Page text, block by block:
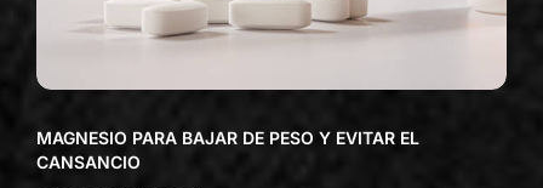
MAGNESIO PARA BAJAR DE PESO Y EVITAR EL
CANSANCIO